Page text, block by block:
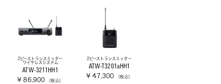
2ピーストランスミッター
ワイヤレスシステム
ATW-3211HH1
¥ 86,900 （税込）
2ピーストランスミッター
ATW-T3201aHH1
¥ 47,300 （税込）